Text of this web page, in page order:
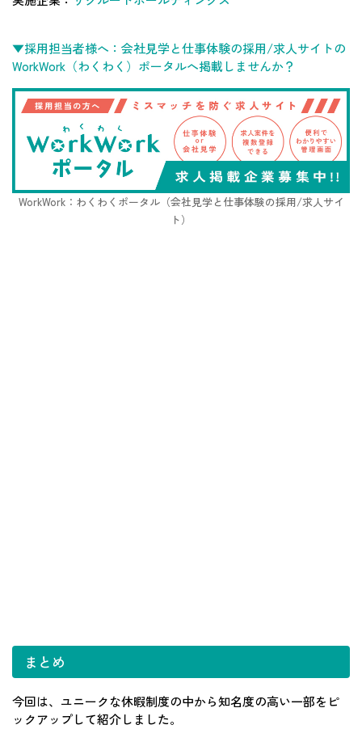
▼採用担当者様へ：会社見学と仕事体験の採用/求人サイトの
WorkWork（わくわく）ポータルへ掲載しませんか？
WorkWork：わくわくポータル（会社見学と仕事体験の採用/求人サイ
ト）
まとめ
今回は、ユニークな休暇制度の中から知名度の高い一部をピ
ックアップして紹介しました。